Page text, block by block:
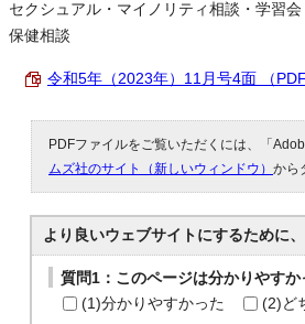
セクシュアル・マイノリティ相談・学習会
保健相談
令和5年（2023年）11月号4面 （PDF
PDFファイルをご覧いただくには、「
ムズ社のサイト（新しいウィンドウ） から
より良いウェブサイトにするために
質問1：このページは分かりやすか
(1)分かりやすかった
(2)ど